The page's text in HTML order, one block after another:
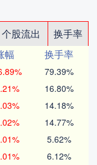
个股流出
换手率
幅
换手率
79.39%
16.80%
14.18%
14.77%
5.62%
6.12%